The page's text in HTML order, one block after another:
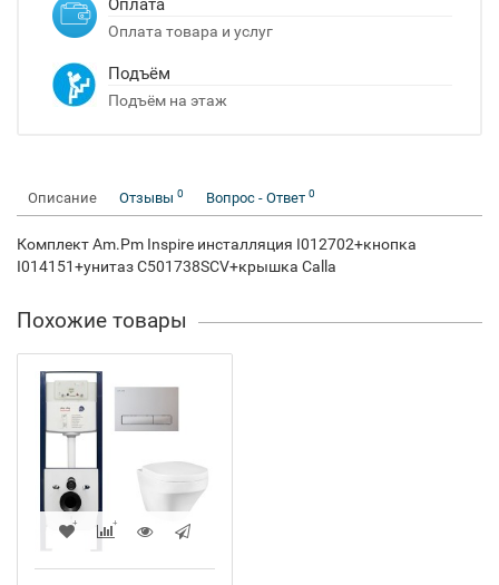
Оплата
Оплата товара и услуг
Подъём
Подъём на этаж
Описание Отзывы 0 Вопрос - Ответ 0
Комплект Am.Pm Inspire инсталляция I012702+кнопка
I014151+унитаз C501738SCV+крышка Calla
Похожие товары